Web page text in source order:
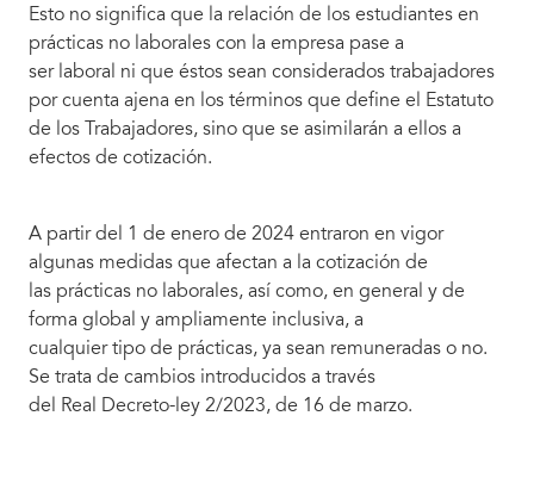
Esto no significa que la relación de los estudiantes en
prácticas no laborales con la empresa pase a
ser laboral ni que éstos sean considerados trabajadores
por cuenta ajena en los términos que define el Estatuto
de los Trabajadores, sino que se asimilarán a ellos a
efectos de cotización.
A partir del 1 de enero de 2024 entraron en vigor
algunas medidas que afectan a la cotización de
las prácticas no laborales, así como, en general y de
forma global y ampliamente inclusiva, a
cualquier tipo de prácticas, ya sean remuneradas o no.
Se trata de cambios introducidos a través
del Real Decreto-ley 2/2023, de 16 de marzo.